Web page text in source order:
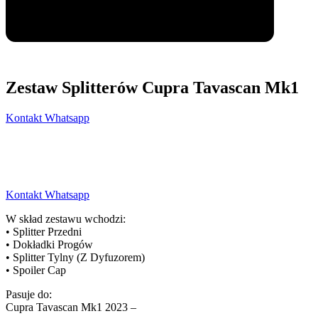
Zestaw Splitterów Cupra Tavascan Mk1
Kontakt Whatsapp
Kontakt Whatsapp
W skład zestawu wchodzi:
• Splitter Przedni
• Dokładki Progów
• Splitter Tylny (Z Dyfuzorem)
• Spoiler Cap
Pasuje do:
Cupra Tavascan Mk1 2023 –